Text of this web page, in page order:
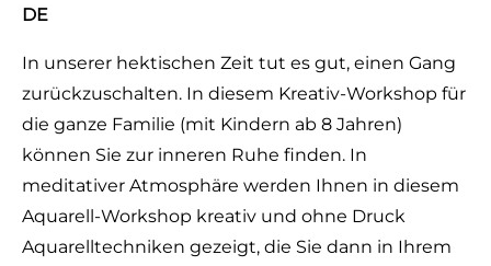
DE
In unserer hektischen Zeit tut es gut, einen Gang
zurückzuschalten. In diesem Kreativ-Workshop für
die ganze Familie (mit Kindern ab 8 Jahren)
können Sie zur inneren Ruhe finden. In
meditativer Atmosphäre werden Ihnen in diesem
Aquarell-Workshop kreativ und ohne Druck
Aquarelltechniken gezeigt, die Sie dann in Ihrem